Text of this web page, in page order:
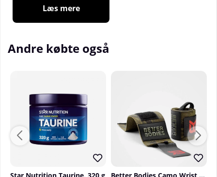
Ekstra lange remme
og beskyttelse af håndledene
Materialer:Remme:100% kanvas-bomuld
Længde:60 cm
Bredde:3,8 cm
Læs mere
Andre købte også